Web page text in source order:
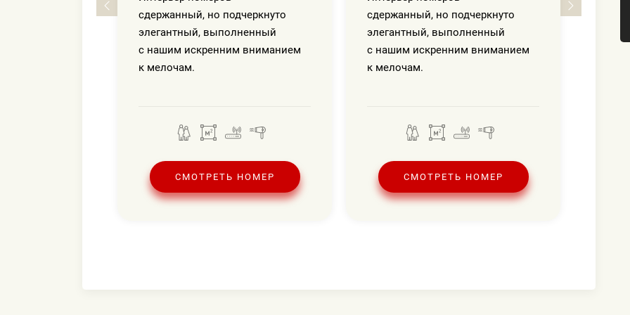
сдержанный, но подчеркнуто
элегантный, выполненный
с нашим искренним вниманием
к мелочам.
СМОТРЕТЬ НОМЕР
сдержанный, но подчеркнуто
элегантный, выполненный
с нашим искренним вниманием
к мелочам.
СМОТРЕТЬ НОМЕР